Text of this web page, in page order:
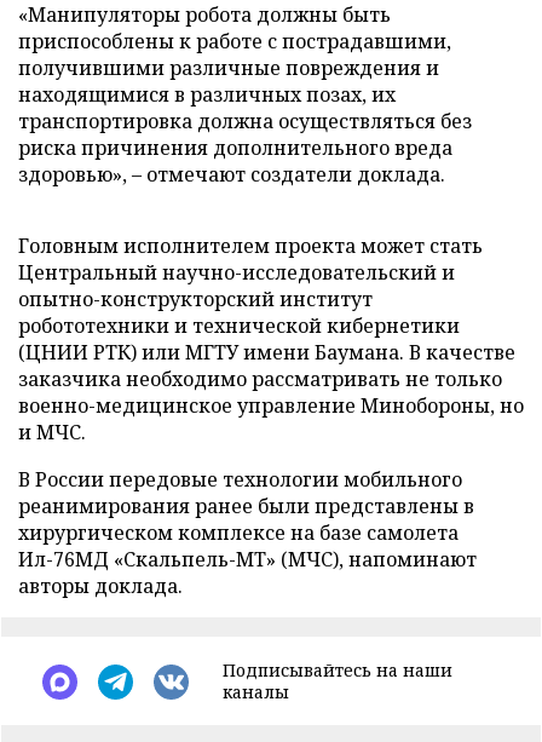
«Манипуляторы робота должны быть
приспособлены к работе с пострадавшими,
получившими различные повреждения и
находящимися в различных позах, их
транспортировка должна осуществляться без
риска причинения дополнительного вреда
здоровью»,– отмечают создатели доклада.
Головным исполнителем проекта может стать
Центральный научно-исследовательский и
опытно-конструкторский институт
робототехники и технической кибернетики
(ЦНИИ РТК) или МГТУ имени Баумана. В качестве
заказчика необходимо рассматривать не только
военно-медицинское управление Минобороны, но
и МЧС.
В России передовые технологии мобильного
реанимирования ранее были представлены в
хирургическом комплексе на базе самолета
Ил-76МД «Скальпель-МТ» (МЧС), напоминают
авторы доклада.
Подписывайтесь на наши
каналы